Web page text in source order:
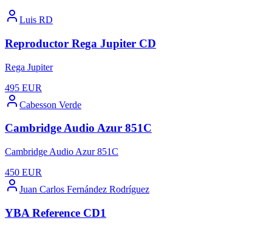
Luis RD
Reproductor Rega Jupiter CD
Rega Jupiter
495 EUR
Cabesson Verde
Cambridge Audio Azur 851C
Cambridge Audio Azur 851C
450 EUR
Juan Carlos Fernández Rodríguez
YBA Reference CD1